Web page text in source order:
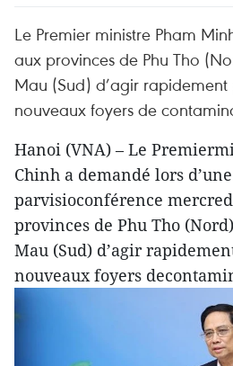
Le Premier ministre Pham
aux provinces de Phu Tho
Mau (Sud) d’agir
nouveaux foyers de
Hanoi (VNA) – Le
Chinh a demandé lors
parvisioconférence
provinces de Phu Tho
Mau (Sud) d’agir
nouveaux foyers